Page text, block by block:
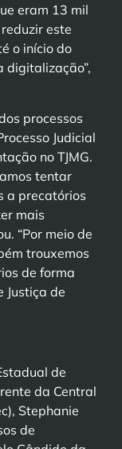
eram 13 mil
este
o início do
digitalização”,
processos
Judicial
no TJMG.
tentar
a precatórios
mais
“Por meio de
trouxemos
de forma
Justiça de
de
da Central
Stephanie
de